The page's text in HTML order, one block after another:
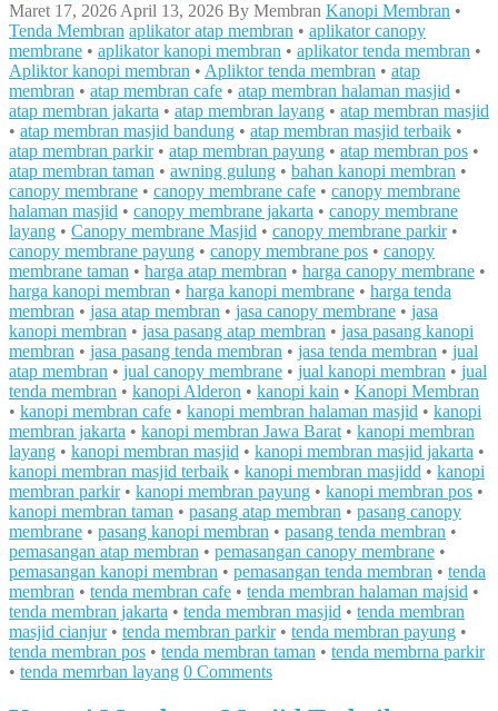
Maret 17, 2026 April 13, 2026 By Membran Kanopi Membran •
Tenda Membran aplikator atap membran • aplikator canopy
membrane • aplikator kanopi membran • aplikator tenda membran •
Apliktor kanopi membran • Apliktor tenda membran • atap
membran • atap membran cafe • atap membran halaman masjid •
atap membran jakarta • atap membran layang • atap membran masjid
• atap membran masjid bandung • atap membran masjid terbaik •
atap membran parkir• atap membran payung • atap membran pos •
atap membran taman • awning gulung • bahan kanopi membran •
canopy membrane • canopy membrane cafe • canopy membrane
halaman masjid • canopy membrane jakarta • canopy membrane
layang • Canopy membrane Masjid • canopy membrane parkir•
canopy membrane payung • canopy membrane pos • canopy
membrane taman • harga atap membran • harga canopy membrane •
harga kanopi membran • harga kanopi membrane • harga tenda
membran • jasa atap membran • jasa canopy membrane • jasa
kanopi membran • jasa pasang atap membran • jasa pasang kanopi
membran • jasa pasang tenda membran • jasa tenda membran • jual
atap membran • jual canopy membrane • jual kanopi membran • jual
tenda membran • kanopi Alderon • kanopi kain • Kanopi Membran
• kanopi membran cafe • kanopi membran halaman masjid • kanopi
membran jakarta • kanopi membran Jawa Barat • kanopi membran
layang • kanopi membran masjid • kanopi membran masjid jakarta •
kanopi membran masjid terbaik • kanopi membran masjidd • kanopi
membran parkir• kanopi membran payung • kanopi membran pos •
kanopi membran taman • pasang atap membran • pasang canopy
membrane • pasang kanopi membran • pasang tenda membran •
pemasangan atap membran • pemasangan canopy membrane •
pemasangan kanopi membran • pemasangan tenda membran • tenda
membran • tenda membran cafe • tenda membran halaman majsid •
tenda membran jakarta • tenda membran masjid • tenda membran
masjid cianjur• tenda membran parkir• tenda membran payung •
tenda membran pos • tenda membran taman • tenda membrna parkir
• tenda memrban layang 0 Comments